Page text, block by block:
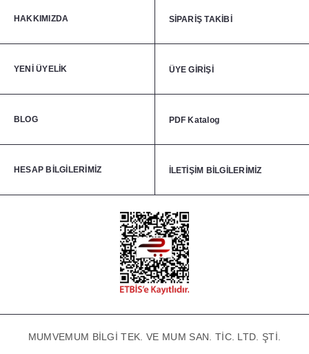
HAKKIMIZDA SİPARİŞ TAKİBİ
YENİ ÜYELİK ÜYE GİRİŞİ
BLOG PDF Katalog
HESAP BİLGİLERİMİZ İLETİŞİM BİLGİLERİMİZ
MUMVEMUM BİLGİ TEK. VE MUM SAN. TİC. LTD. ŞTİ.